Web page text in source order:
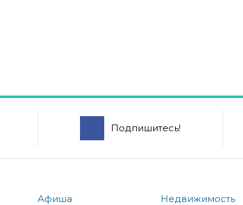
Подпишитесь!
Афиша Недвижимость